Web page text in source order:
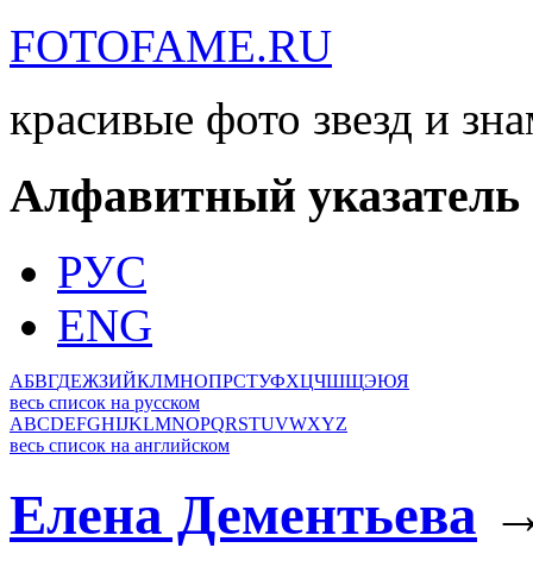
FOTOFAME.RU
красивые фото звезд и
Алфавитный указатель
РУС
ENG
АБВГДЕЖЗИЙКЛМНОПРСТУФХЦЧШЩЭЮЯ
весь список на русском
ABCDEFGHIJKLMNOPQRSTUVWXYZ
весь список на английском
Елена Дементьева